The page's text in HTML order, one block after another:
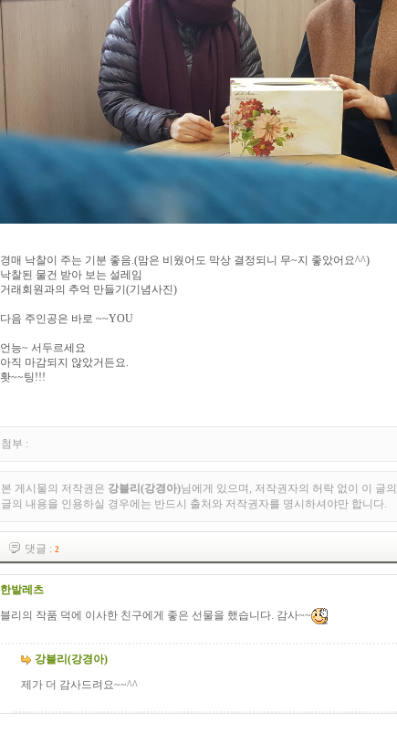
경매 낙찰이 주는 기분 좋음.(맘은 비웠어도 막상 결정되니 무~지 좋았어요^^)
낙찰된 물건 받아 보는 설레임
거래회원과의 추억 만들기(기념사진)
다음 주인공은 바로 ~~YOU
언능~ 서두르세요
아직 마감되지 않았거든요.
홧~~팅!!!
첨부 :
본 게시물의 저작권은 강블리(강경아)님에게 있으며, 저작권자의 허락 없이 이 글
글의 내용을 인용하실 경우에는 반드시 출처와 저작권자를 명시하셔야만 합니다.
댓글 : 2
한밭레츠
블리의 작품 덕에 이사한 친구에게 좋은 선물을 했습니다. 감사~~
강블리(강경아)
제가 더 감사드려요~~^^